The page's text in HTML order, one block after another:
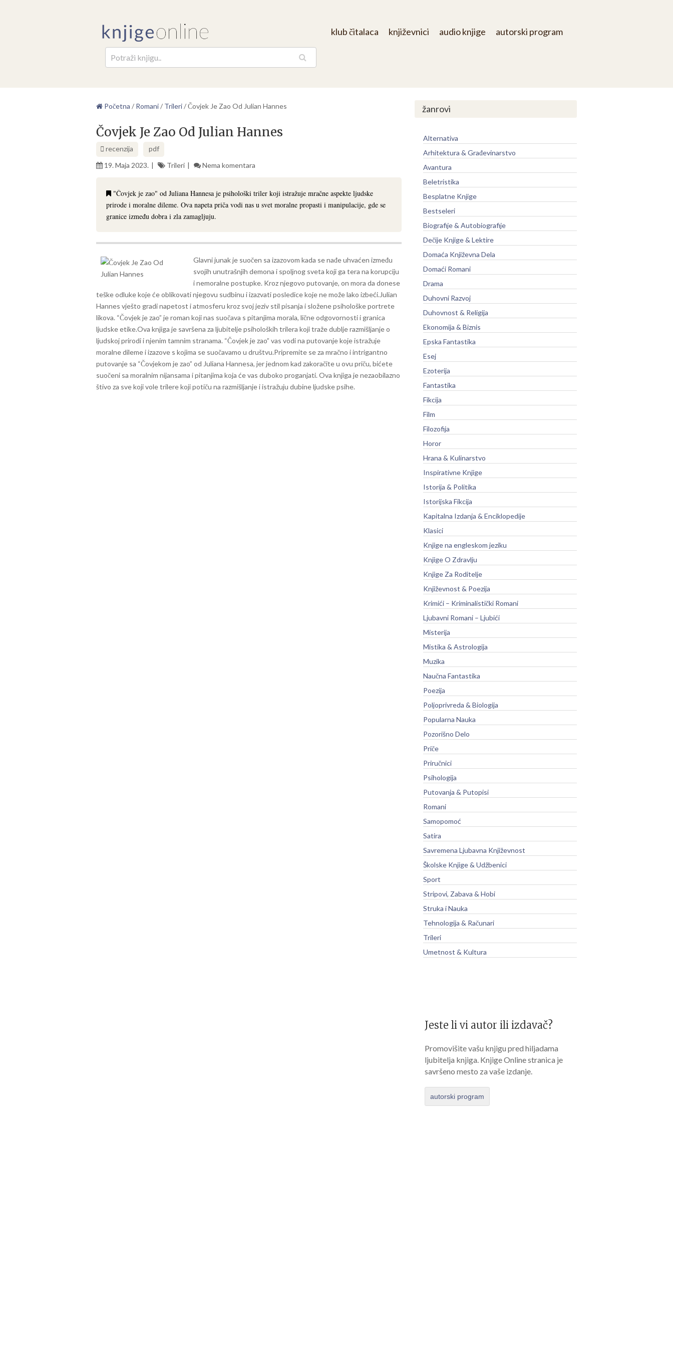
klub čitalaca književnici audio knjige autorski program
Početna / Romani/ Trileri/Čovjek Je Zao Od Julian Hannes
Čovjek Je Zao Od Julian Hannes
recenzija
pdf
19. Maja 2023.
Trileri Nema komentara
"Čovjek je zao" od Juliana Hannesa je psihološki triler koji istražuje mračne aspekte ljudske
prirode i moralne dileme. Ova napeta priča vodi nas u svet moralne propasti i manipulacije, gde se
granice između dobra i zla zamagljuju.
Glavni junak je suočen sa izazovom kada se nađe uhvaćen između
svojih unutrašnjih demona i spoljnog sveta koji ga tera na korupciju
i nemoralne postupke. Kroz njegovo putovanje, on mora da donese
teške odluke koje će oblikovati njegovu sudbinu i izazvati posledice koje ne može lako izbeći. Julian
Hannes vješto gradi napetost i atmosferu kroz svoj jeziv stil pisanja i složene psihološke portrete
likova. “Čovjek je zao” je roman koji nas suočava s pitanjima morala, lične odgovornosti i granica
ljudske etike.Ova knjiga je savršena za ljubitelje psiholoških trilera koji traže dublje razmišljanje o
ljudskoj prirodi i njenim tamnim stranama. “Čovjek je zao” vas vodi na putovanje koje istražuje
moralne dileme i izazove s kojima se suočavamo u društvu.Pripremite se za mračno i intrigantno
putovanje sa “Čovjekom je zao” od Juliana Hannesa, jer jednom kad zakoračite u ovu priču, bićete
suočeni sa moralnim nijansama i pitanjima koja će vas duboko proganjati. Ova knjiga je nezaobilazno
štivo za sve koji vole trilere koji potiču na razmišljanje i istražuju dubine ljudske psihe.
žanrovi
Alternativa
Arhitektura & Građevinarstvo
Avantura
Beletristika
Besplatne Knjige
Bestseleri
Biografije & Autobiografije
Dečije Knjige & Lektire
Domaća Književna Dela
Domaći Romani
Drama
Duhovni Razvoj
Duhovnost & Religija
Ekonomija & Biznis
Epska Fantastika
Esej
Ezoterija
Fantastika
Fikcija
Film
Filozofija
Horor
Hrana & Kulinarstvo
Inspirativne Knjige
Istorija & Politika
Istorijska Fikcija
Kapitalna Izdanja & Enciklopedije
Klasici
Knjige na engleskom jeziku
Knjige O Zdravlju
Knjige Za Roditelje
Književnost & Poezija
Krimići – Kriminalistički Romani
Ljubavni Romani – Ljubići
Misterija
Mistika & Astrologija
Muzika
Naučna Fantastika
Poezija
Poljoprivreda & Biologija
Popularna Nauka
Pozorišno Delo
Priče
Priručnici
Psihologija
Putovanja & Putopisi
Romani
Samopomoć
Satira
Savremena Ljubavna Književnost
Školske Knjige & Udžbenici
Sport
Stripovi, Zabava & Hobi
Struka i Nauka
Tehnologija & Računari
Trileri
Umetnost & Kultura
Jeste li vi autor ili izdavač?
Promovišite vašu knjigu pred hiljadama
ljubitelja knjiga. Knjige Online stranica je
savršeno mesto za vaše izdanje.
autorski program